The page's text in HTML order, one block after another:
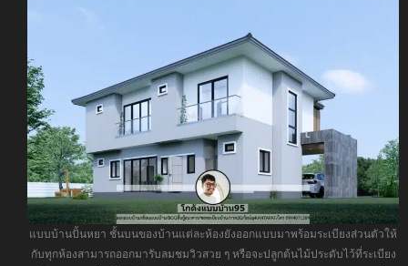
แบบบ้านปั้นหยา ชั้นบนของบ้านแต่ละห้องยังออกแบบมาพร้อมระเบียงส่วนตัวให้
กับทุกห้องสามารถออกมารับลมชมวิวสวย ๆ หรือจะปลูกต้นไม้ประดับไว้ที่ระเบียง